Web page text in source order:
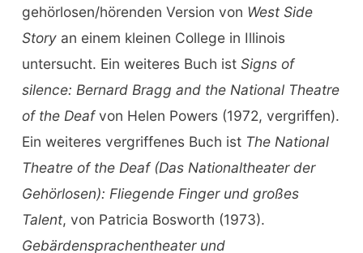
gehörlosen/hörenden Version von West Side
Storyan einem kleinen College in Illinois
untersucht. Ein weiteres Buch ist Signs of
silence: Bernard Bragg and the National Theatre
of the Deafvon Helen Powers (1972, vergriffen).
Ein weiteres vergriffenes Buch ist The National
Theatre of the Deaf (Das Nationaltheater der
Gehörlosen): Fliegende Finger und großes
Talent, von Patricia Bosworth (1973).
Gebärdensprachentheater und